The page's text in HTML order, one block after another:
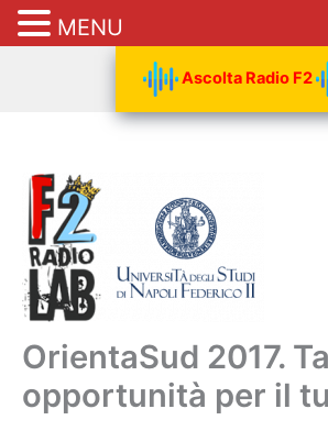
Ascolta Radio F2
OrientaSud 2017.
opportunità per il
MENU